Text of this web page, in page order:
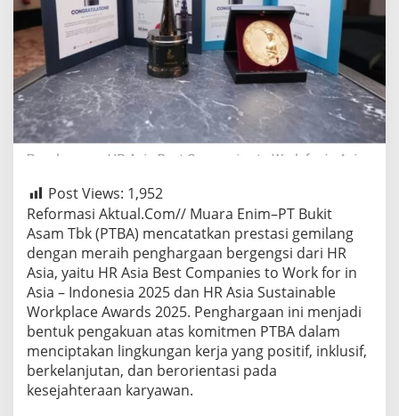
Post Views: 1,952
Reformasi Aktual.Com// Muara Enim–PT Bukit
Asam Tbk (PTBA) mencatatkan prestasi gemilang
dengan meraih penghargaan bergengsi dari HR
Asia, yaitu HR Asia Best Companies to Work for in
Asia – Indonesia 2025 dan HR Asia Sustainable
Workplace Awards 2025. Penghargaan ini menjadi
bentuk pengakuan atas komitmen PTBA dalam
menciptakan lingkungan kerja yang positif, inklusif,
berkelanjutan, dan berorientasi pada
kesejahteraan karyawan.